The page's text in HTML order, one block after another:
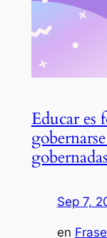
Educar es
Sep 7,
en